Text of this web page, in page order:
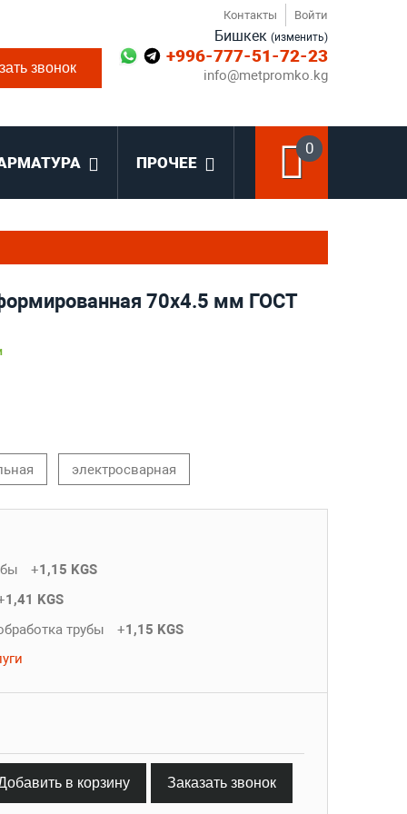
Бишкек (изменить)
+996-777-51-72-23
info@metpromko.kg
Контакты Войти
звонок
0
ПРОЧЕЕ
70х4.5 мм ГОСТ
электросварная
+1,15 KGS
1,41 KGS
трубы
+1,15 KGS
в корзину Заказать звонок